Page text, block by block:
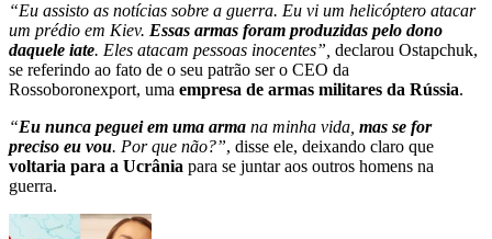
“Eu assisto as notícias sobre a guerra. Eu vi um helicóptero atacar
um prédio em Kiev. Essas armas foram produzidas pelo dono
daquele iate. Eles atacam pessoas inocentes”, declarou Ostapchuk,
se referindo ao fato de o seu patrão ser o CEO da
Rossoboronexport, uma empresa de armas militares da Rússia.
“Eu nunca peguei em uma arma na minha vida, mas se for
preciso eu vou. Por que não?”, disse ele, deixando claro que
voltaria para a Ucrânia para se juntar aos outros homens na
guerra.